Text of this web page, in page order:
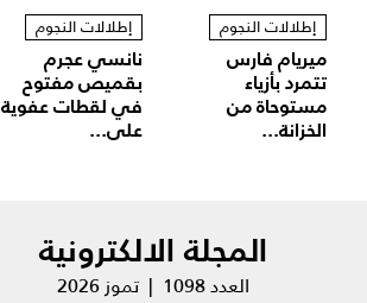
إطلالات النجوم
ميريام فارس
تتمرد بأزياء
مستوحاة من
الخزانة...
إطلالات النجوم
نانسي عجرم
بقميص مفتوح
في لقطات عفوية
على...
المجلة الالكترونية
العدد 1098 | تموز 2026